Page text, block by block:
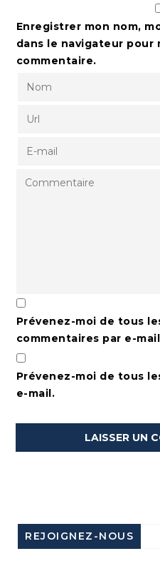
Enregistrer mon nom,
dans le navigateur pour
commentaire.
Prévenez-moi de tous
commentaires par e-
Prévenez-moi de tous
e-mail.
REJOIGNEZ-NOUS